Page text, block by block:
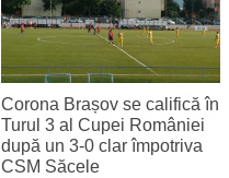
Corona Brașov se califică în
Turul 3 al Cupei României
după un 3-0 clar împotriva
CSM Săcele